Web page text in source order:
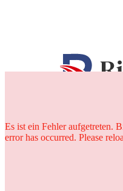
25
Es ist ein Fehler aufgetreten.
error has occurred. Please